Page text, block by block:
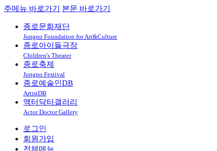
주메뉴 바로가기 본문 바로가기
종로문화재단
Jongno Foundation for Art&Culture
종로아이들극장
Children's Theater
종로축제
Jongno Festival
종로예술인DB
ArtistDB
액터닥터갤러리
Actor Doctor Gallery
로그인
회원가입
전체메뉴